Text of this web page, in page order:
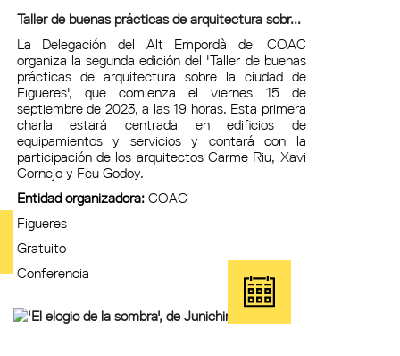
Taller de buenas prácticas de arquitectura sobr...
La Delegación del Alt Empordà del COAC
organiza la segunda edición del 'Taller de buenas
prácticas de arquitectura sobre la ciudad de
Figueres', que comienza el viernes 15 de
septiembre de 2023, a las 19 horas. Esta primera
charla estará centrada en edificios de
equipamientos y servicios y contará con la
participación de los arquitectos Carme Riu, Xavi
Cornejo y Feu Godoy.
Entidad organizadora:COAC
Figueres
Gratuito
Conferencia